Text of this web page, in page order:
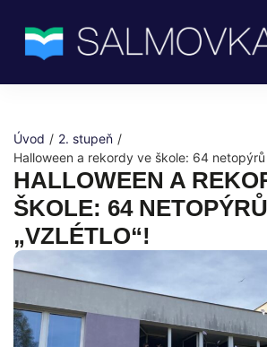
Úvod / 2. stupeň /
Halloween a rekordy ve škole: 64 netopýrů
HALLOWEEN A
ŠKOLE: 64 NETOPÝRŮ
„VZLÉTLO“!